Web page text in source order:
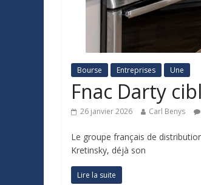
Bourse Entreprises Une
Fnac Darty
26 janvier 2026 Carl Benys
Le groupe français de
Kretinsky, déjà son
Lire la suite